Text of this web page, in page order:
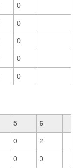
0
0
0
0
0
5 6
0 2
0 0